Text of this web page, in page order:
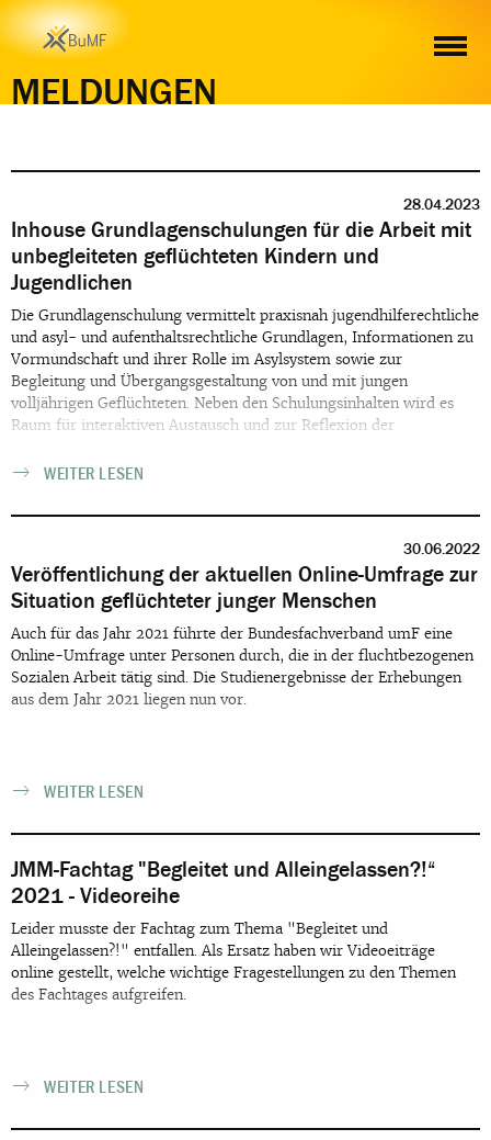
MELDUNGEN
28.04.2023
Inhouse Grundlagenschulungen für die Arbeit mit
unbegleiteten geflüchteten Kindern und
Jugendlichen
Die Grundlagenschulung vermittelt praxisnah jugendhilferechtliche
und asyl- und aufenthaltsrechtliche Grundlagen, Informationen zu
Vormundschaft und ihrer Rolle im Asylsystem sowie zur
Begleitung und Übergangsgestaltung von und mit jungen
volljährigen Geflüchteten. Neben den Schulungsinhalten wird es
Raum für interaktiven Austausch und zur Reflexion der
WEITER LESEN
30.06.2022
Veröffentlichung der aktuellen Online-Umfrage zur
Situation geflüchteter junger Menschen
Auch für das Jahr 2021 führte der Bundesfachverband umF eine
Online-Umfrage unter Personen durch, die in der fluchtbezogenen
Sozialen Arbeit tätig sind. Die Studienergebnisse der Erhebungen
aus dem Jahr 2021 liegen nun vor.
WEITER LESEN
JMM-Fachtag "Begleitet und Alleingelassen?!“
2021 - Videoreihe
Leider musste der Fachtag zum Thema "Begleitet und
Alleingelassen?!" entfallen. Als Ersatz haben wir Videoeiträge
online gestellt, welche wichtige Fragestellungen zu den Themen
des Fachtages aufgreifen.
WEITER LESEN